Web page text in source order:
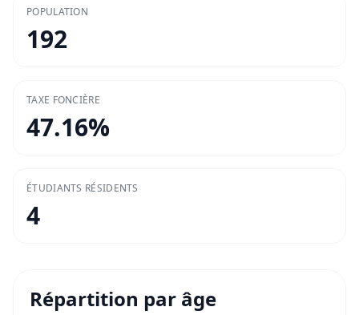
POPULATION
192
TAXE FONCIÈRE
47.16%
ÉTUDIANTS RÉSIDENTS
4
Répartition par âge